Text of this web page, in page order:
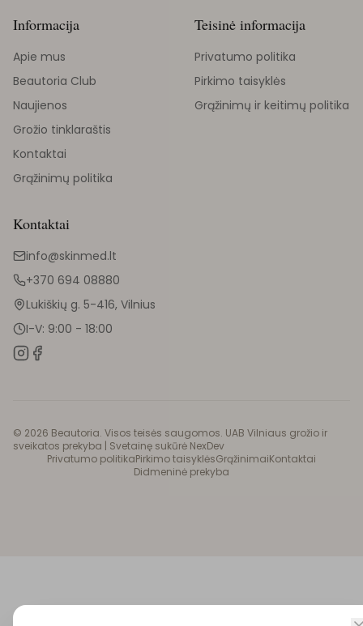
Informacija
Apie mus
Beautoria Club
Naujienos
Grožio tinklaraštis
Kontaktai
Grąžinimų politika
Teisinė informacija
Privatumo politika
Pirkimo taisyklės
Grąžinimų ir keitimų politika
Kontaktai
info@skinmed.lt
+370 694 08880
Lukiškių g. 5-416, Vilnius
I-V: 9:00 - 18:00
© 2026 Beautoria. Visos teisės saugomos. UAB Vilniaus grožio ir
sveikatos prekyba | Svetainę sukūrė NexDev
Privatumo politikaPirkimo taisyklėsGrąžinimaiKontaktai
Didmeninė prekyba